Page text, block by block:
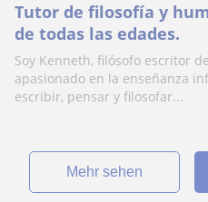
Tutor de filosofía y
de todas las edades.
Soy Kenneth, filósofo escritor
apasionado en la enseñanza
escribir, pensar y filosofar...
Mehr sehen